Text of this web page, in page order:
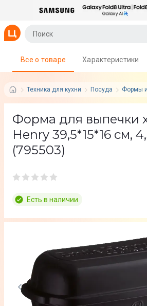
Техника для кухни Посуда Формы
Все о товаре Характеристики
Форма для выпечки
Henry 39,5*15*16 см,
(795503)
Есть в наличии